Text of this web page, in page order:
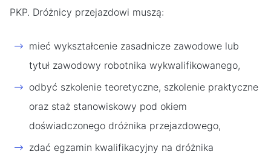
PKP. Dróżnicy przejazdowi muszą:
mieć wykształcenie zasadnicze zawodowe lub
tytuł zawodowy robotnika wykwalifikowanego,
odbyć szkolenie teoretyczne, szkolenie praktyczne
oraz staż stanowiskowy pod okiem
doświadczonego dróżnika przejazdowego,
zdać egzamin kwalifikacyjny na dróżnika